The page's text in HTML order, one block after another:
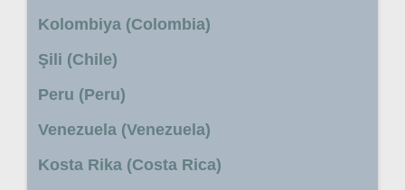
Kolombiya (Colombia)
Şili (Chile)
Peru (Peru)
Venezuela (Venezuela)
Kosta Rika (Costa Rica)